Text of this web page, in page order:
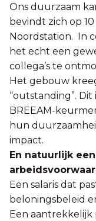
Ons duurzaam
bevindt zich op
Noordstation. In
het echt een
collega’s te
Het gebouw
“outstanding”.
BREEAM-
hun
impact.
En natuurlijk
Een salaris dat
beloningsbeleid
Een